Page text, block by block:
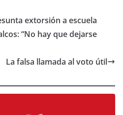
extorsión a escuela
“No hay que dejarse
La falsa llamada al voto útil